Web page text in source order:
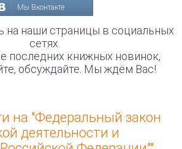
Мы Вконтакте
на наши страницы в социальных
сетях.
последних книжных новинок,
обсуждайте. Мы ждём Вас!
на "Федеральный закон
деятельности и